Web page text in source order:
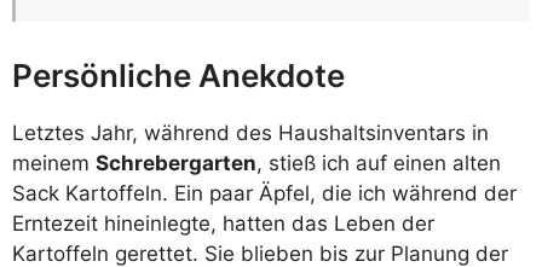
Persönliche Anekdote
Letztes Jahr, während des Haushaltsinventars in
meinem Schrebergarten, stieß ich auf einen alten
Sack Kartoffeln. Ein paar Äpfel, die ich während der
Erntezeit hineinlegte, hatten das Leben der
Kartoffeln gerettet. Sie blieben bis zur Planung der